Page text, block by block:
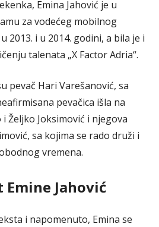
Emina Jahović je u
za vodećeg mobilnog
2013. i u 2014. godini, a bila je i
talenata „X Factor Adria“.
pevač Hari Varešanović, sa
pevačica išla na
Željko Joksimović i njegova
sa kojima se rado druži i
vremena.
Jahović
i napomenuto, Emina se